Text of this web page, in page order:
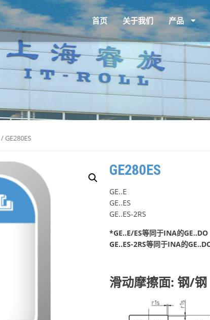
首页 关于我们 产品
/ GE280ES
GE280ES
GE..E
GE..ES
GE..ES-2RS
*GE..E/ES等同于INA的GE..DO
GE..ES-2RS等同于INA的
滑动摩擦面: 钢/钢